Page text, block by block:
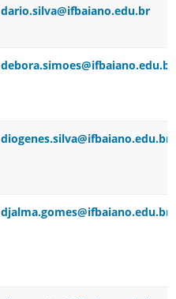
dario.silva@ifbaiano.edu.br
debora.simoes@ifbaiano.edu.br
diogenes.silva@ifbaiano.edu.br
djalma.gomes@ifbaiano.edu.br